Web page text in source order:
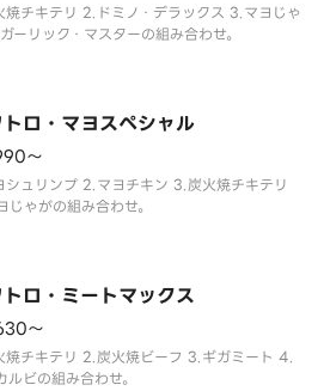
焼チキテリ 2.ドミノ・デラックス 3.マヨじゃ
ーリック・マスターの組み合わせ。
ロ・マヨスペシャル
〜
シュリンプ 2.マヨチキン 3.炭火焼チキテリ
じゃがの組み合わせ。
ロ・ミートマックス
〜
焼チキテリ 2.炭火焼ビーフ 3.ギガミート 4.
ルビの組み合わせ。